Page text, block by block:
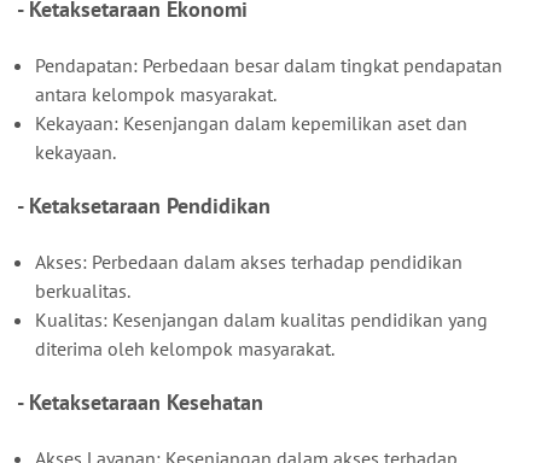
- Ketaksetaraan Ekonomi
Pendapatan: Perbedaan besar dalam tingkat pendapatan
antara kelompok masyarakat.
Kekayaan: Kesenjangan dalam kepemilikan aset dan
kekayaan.
- Ketaksetaraan Pendidikan
Akses: Perbedaan dalam akses terhadap pendidikan
berkualitas.
Kualitas: Kesenjangan dalam kualitas pendidikan yang
diterima oleh kelompok masyarakat.
- Ketaksetaraan Kesehatan
Akses Layanan: Kesenjangan dalam akses terhadap